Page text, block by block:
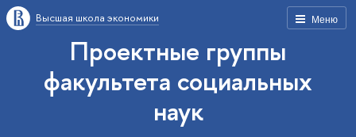
Меню
Высшая школа экономики
Проектные группы
факультета социальных
наук